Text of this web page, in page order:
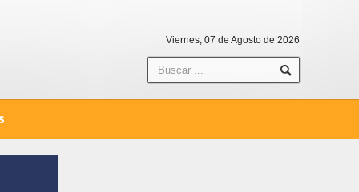
Viernes, 07 de Agosto de 2026